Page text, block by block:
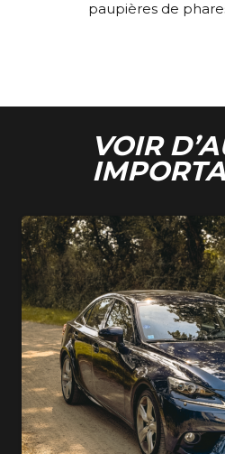
paupières de
VOIR